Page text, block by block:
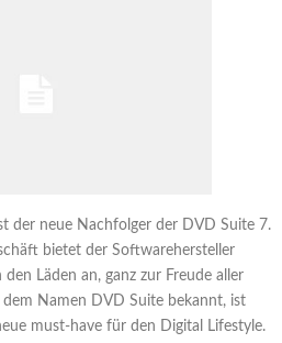
der neue Nachfolger der DVD Suite 7.
bietet der Softwarehersteller
Läden an, ganz zur Freude aller
Namen DVD Suite bekannt, ist
must-have für den Digital Lifestyle.